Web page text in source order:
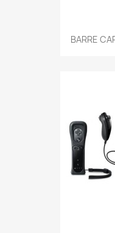
BARRE